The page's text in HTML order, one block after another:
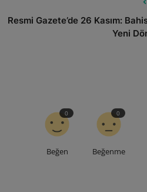
Resmi Gazete’de 26 Kasım:
Yeni
Beğen
0
Beğenme
0